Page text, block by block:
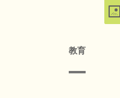
教育